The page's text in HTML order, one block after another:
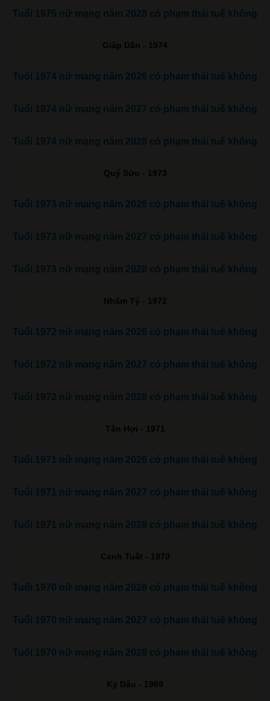
Tuổi 1975 nữ mạng năm 2028 có phạm thái tuế không
Giáp Dần - 1974
Tuổi 1974 nữ mạng năm 2026 có phạm thái tuế không
Tuổi 1974 nữ mạng năm 2027 có phạm thái tuế không
Tuổi 1974 nữ mạng năm 2028 có phạm thái tuế không
Quý Sửu - 1973
Tuổi 1973 nữ mạng năm 2026 có phạm thái tuế không
Tuổi 1973 nữ mạng năm 2027 có phạm thái tuế không
Tuổi 1973 nữ mạng năm 2028 có phạm thái tuế không
Nhâm Tý - 1972
Tuổi 1972 nữ mạng năm 2026 có phạm thái tuế không
Tuổi 1972 nữ mạng năm 2027 có phạm thái tuế không
Tuổi 1972 nữ mạng năm 2028 có phạm thái tuế không
Tân Hợi - 1971
Tuổi 1971 nữ mạng năm 2026 có phạm thái tuế không
Tuổi 1971 nữ mạng năm 2027 có phạm thái tuế không
Tuổi 1971 nữ mạng năm 2028 có phạm thái tuế không
Canh Tuất - 1970
Tuổi 1970 nữ mạng năm 2026 có phạm thái tuế không
Tuổi 1970 nữ mạng năm 2027 có phạm thái tuế không
Tuổi 1970 nữ mạng năm 2028 có phạm thái tuế không
Kỷ Dậu - 1969